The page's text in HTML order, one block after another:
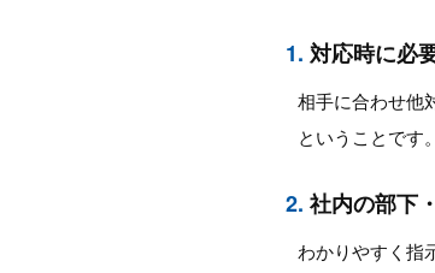
1. 対応時に必
相手に合わせ他
ということです
2. 社内の部下
わかりやすく指